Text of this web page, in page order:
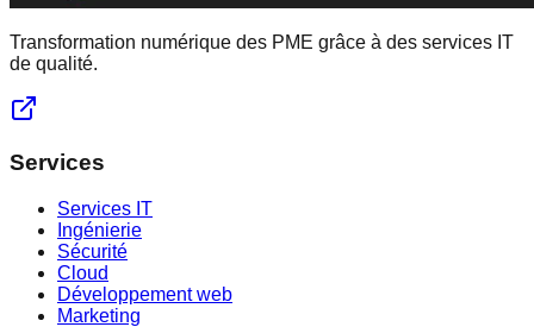
Transformation numérique des PME grâce à des services IT
de qualité.
Services
Services IT
Ingénierie
Sécurité
Cloud
Développement web
Marketing